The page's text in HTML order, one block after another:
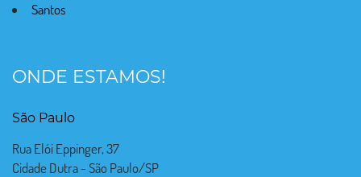
Santos
ONDE ESTAMOS!
São Paulo
Rua Elói Eppinger, 37
Cidade Dutra - São Paulo/SP